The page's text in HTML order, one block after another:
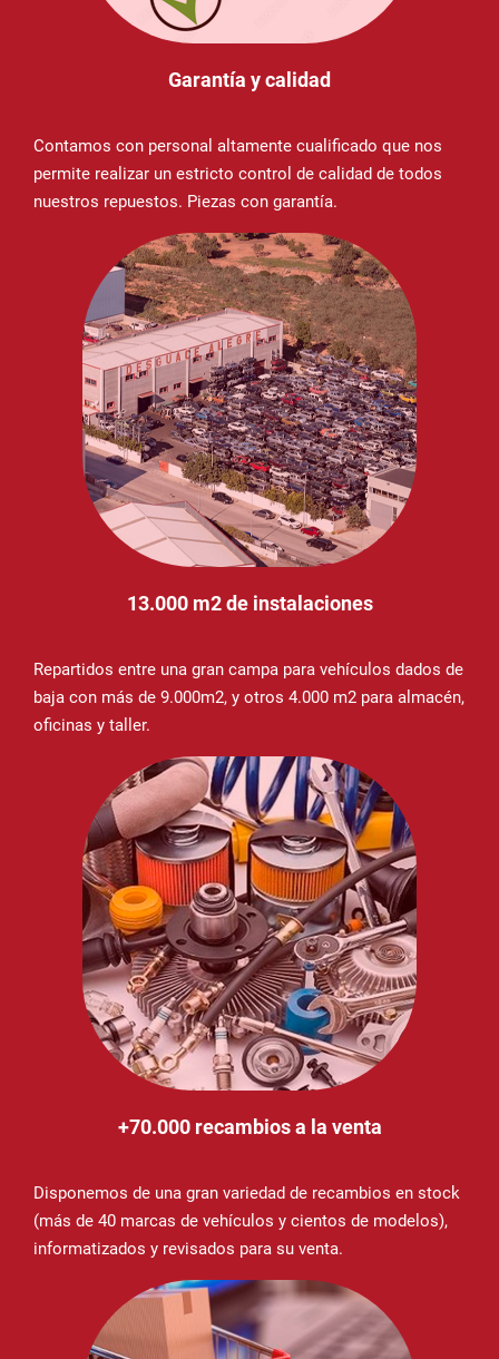
Garantía y calidad
Contamos con personal altamente cualificado que nos
permite realizar un estricto control de calidad de todos
nuestros repuestos. Piezas con garantía.
13.000 m2 de instalaciones
Repartidos entre una gran campa para vehículos dados de
baja con más de 9.000m2, y otros 4.000 m2 para almacén,
oficinas y taller.
+70.000 recambios a la venta
Disponemos de una gran variedad de recambios en stock
(más de 40 marcas de vehículos y cientos de modelos),
informatizados y revisados para su venta.